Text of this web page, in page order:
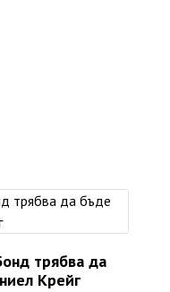
трябва да
Крейг